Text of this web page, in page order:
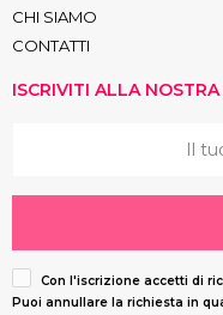
CHI SIAMO
CONTATTI
ISCRIVITI ALLA
Con l'iscrizione accetti di
Puoi annullare la richiesta in